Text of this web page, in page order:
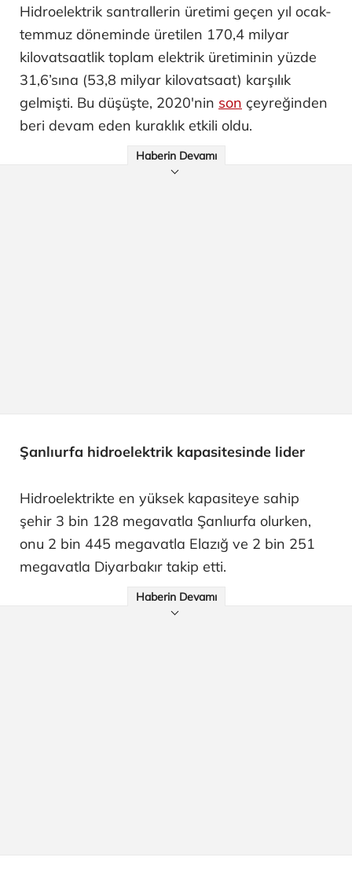
Hidroelektrik santrallerin üretimi geçen yıl ocak-
temmuz döneminde üretilen 170,4 milyar
kilovatsaatlik toplam elektrik üretiminin yüzde
31,6’sına (53,8 milyar kilovatsaat) karşılık
gelmişti. Bu düşüşte, 2020'nin son çeyreğinden
beri devam eden kuraklık etkili oldu.
Haberin Devamı
Şanlıurfa hidroelektrik kapasitesinde lider
Hidroelektrikte en yüksek kapasiteye sahip
şehir 3 bin 128 megavatla Şanlıurfa olurken,
onu 2 bin 445 megavatla Elazığ ve 2 bin 251
megavatla Diyarbakır takip etti.
Haberin Devamı